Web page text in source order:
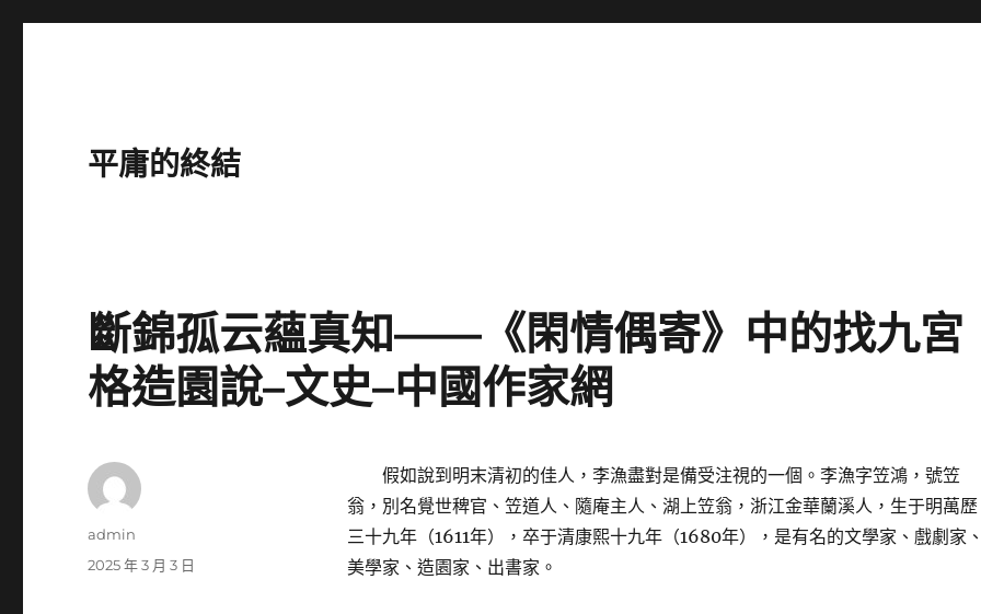
平庸的終結
斷錦孤云蘊真知——《閑情偶寄》中的找九宮
格造園說–文史–中國作家網
假如說到明末清初的佳人，李漁盡對是備受注視的一個。李漁字笠鴻，號笠
翁，別名覺世稗官、笠道人、隨庵主人、湖上笠翁，浙江金華蘭溪人，生于明萬歷
三十九年（1611年），卒于清康熙十九年（1680年），是有名的文學家、戲劇家、
美學家、造園家、出書家。
作
admin
發
2025 年 3 月 3 日